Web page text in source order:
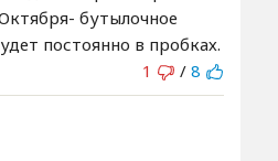
бутылочное
постоянно в пробках.
1
/ 8